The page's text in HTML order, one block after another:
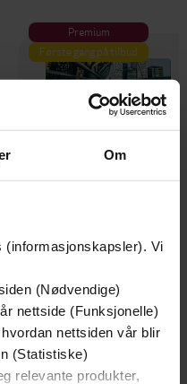
Om
(informasjonskapsler). Vi
(Nødvendige)
nettside (Funksjonelle)
nettsiden vår blir
(Statistiske)
relevante produkter,
Premium
Første gang på tilbud
349,-
Utskudd
Jørn Lier Horst
EBOK